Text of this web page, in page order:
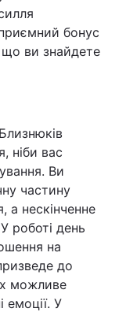
бонус
ви знайдете
ніби вас
Ви
частину
а нескінченне
роботі день
на
до
можливе
емоції. У